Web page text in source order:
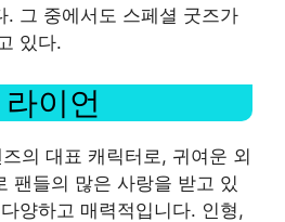
. 그 중에서도 스페셜 굿즈가
있다.
이언
의 대표 캐릭터로, 귀여운 외
팬들의 많은 사랑을 받고 있
양하고 매력적입니다. 인형,